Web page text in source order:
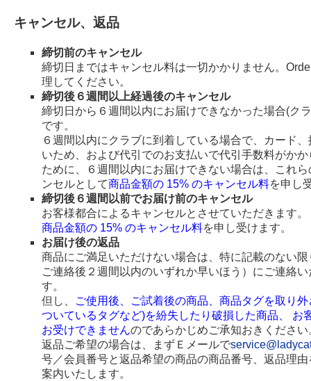
キャンセル、返品
締切前のキャンセル
締切日まではキャンセル料は一切かかりません。
理してください。
締切後６週間以上経過後のキャンセル
締切日から６週間以内にお届けできなかった場合(ク
です。
６週間以内にクラブに到着している場合で、カード
いため、および代引でのお支払いで代引手数料がか
ために、６週間以内にお届けできない場合は、これ
ンセルとして商品金額の 15% のキャンセル料を申し
締切後６週間以前でお届け前のキャンセル
お客様都合によるキャンセルとさせていただきます。
商品金額の 15% のキャンセル料を申し受けます。
お届け後の返品
商品にご満足いただけない場合は、特に記載のない
ご連絡後２週間以内のいずれか早いほう）にご連絡
す。
但し、
ご使用後、ご試着後の商品、商品タグを取り
ついているタグなど)を紛失したり破損した商品、
お受けできませんのであらかじめご承知おきください
返品ご希望の場合は、まずＥメールで
号／会員番号と返品希望の商品の商品番号、返品理
案内いたします。